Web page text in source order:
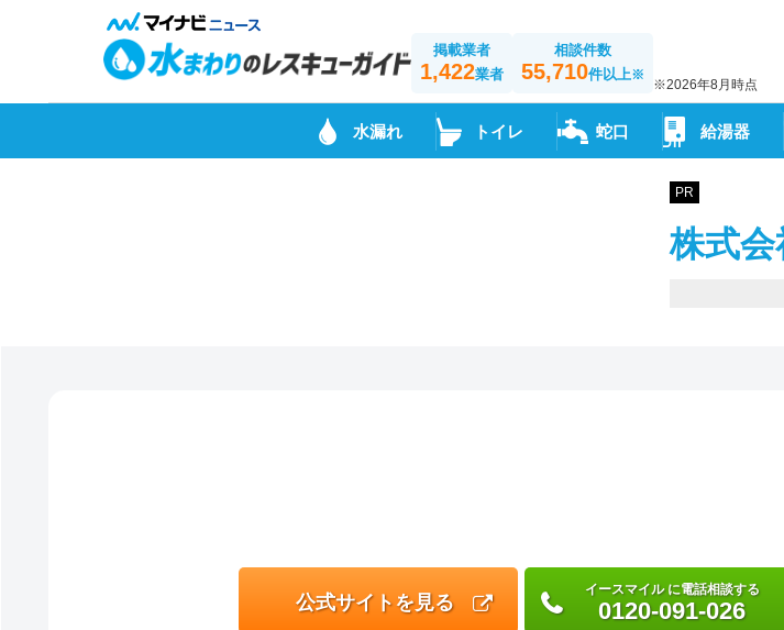
掲載業者
1,422業者
相談件数
55,710件以上※
※2026年8月時点
水漏れ トイレ 蛇口 給湯器
PR
株式
公式サイトを見る
イースマイル に電話相談する
0120-091-026